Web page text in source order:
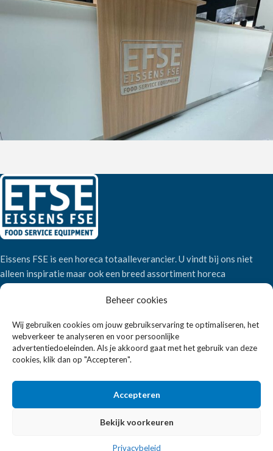
Beheer cookies
Wij gebruiken cookies om jouw gebruikservaring te optimaliseren, het
webverkeer te analyseren en voor persoonlijke
advertentiedoeleinden. Als je akkoord gaat met het gebruik van deze
cookies, klik dan op "Accepteren".
Accepteren
Bekijk voorkeuren
Privacybeleid
Eissens FSE is een horeca totaalleverancier. U vindt bij ons niet
alleen inspiratie maar ook een breed assortiment horeca
apparatuur.
Wandelweg 198, 1521 AM Wormerveer
Telefoon: +31 6 2708 6347
E-mail: verkoop@eissensfse.nl
KLANTENSERVICE
Onze aanpak